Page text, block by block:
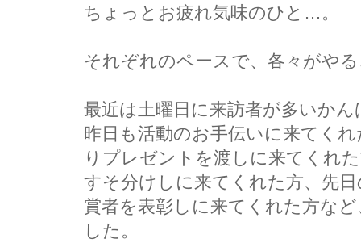
ちょっとお疲れ気味のひと…。
それぞれのペースで、各々がや
最近は土曜日に来訪者が多いかん
昨日も活動のお手伝いに来てく
りプレゼントを渡しに来てくれ
すそ分けしに来てくれた方、先
賞者を表彰しに来てくれた方な
した。